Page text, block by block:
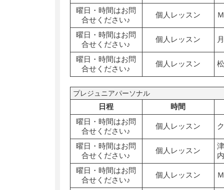
曜日・時間はお問
合せください♪
個人レッスン
曜日・時間はお問
合せください♪
個人レッスン
曜日・時間はお問
合せください♪
個人レッスン
プレジュニアパーソナル
日程
時間
曜日・時間はお問
合せください♪
個人レッスン
曜日・時間はお問
合せください♪
個人レッスン
曜日・時間はお問
合せください♪
個人レッスン